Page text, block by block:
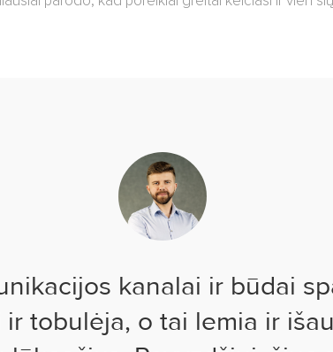
kanalai ir būdai
ir tobulėja, o tai lemia ir